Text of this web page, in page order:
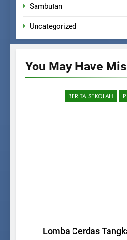
Sambutan
Uncategorized
You May Have
BERITA SEKOLAH
Lomba Cerdas